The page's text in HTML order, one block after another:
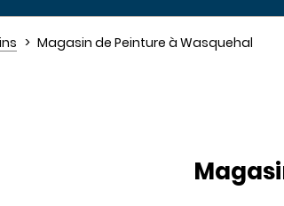
Magasin de Peinture à Wasquehal